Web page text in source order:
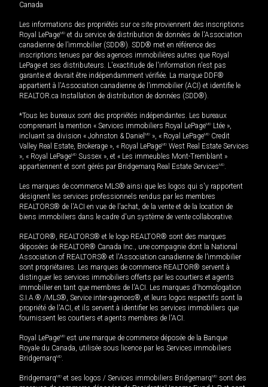
Canada
Les informations des propriétés sur ce site proviennent des inscriptions
Royal LePageMD et du service de distribution de données de l'Association
canadienne de l’immobilier (SDD®). SDD® met en référence des
inscriptions tenues par des agences immobilières autres que Royal
LePage et ses distributeurs. L'exactitude de l'information n'est pas
garantie et devrait être indépendamment vérifiée. La marque DDF®
appartient à l'Association canadienne de l’immobilier (ACI) et identifie le
REALTOR.ca Installation de distribution de données (SDD®).
*Tous les bureaux sont des propriétés indépendantes. Les bureaux
comprenant la mention « Services immobiliers Royal LePageMD Ltée »,
incluant sa division « Johnston & Daniel MD », « Royal LePageMD Credit
Valley Real Estate, Brokerage », « Royal LePageMD West Real Estate Services
», « Royal LePageMD Sussex », et « Les immeubles Mont-Tremblant »
appartiennent et sont gérés par Bridgemarq Real Estate ServicesMD.
Les marques de commerce MLS® ainsi que les logos qui s'y rapportent
désignent les services professionnels rendus par les membres
REALTORS® de l'ACI en vue de l'achat, de la vente et de la location de
biens immobiliers dans le cadre d'un système de vente collaborative.
REALTOR®, REALTORS® et le logo REALTOR® sont des marques
déposées de REALTOR® Canada Inc., une compagnie dont la National
Association of REALTORS® et l'Association canadienne de l’immobilier
sont propriétaires. Les marques de commerce REALTOR® servent à
distinguer les services immobiliers offerts par les courtiers et agents
immobilier en tant que membres de l'ACI. Les marques d'homologation
S.I.A.® /MLS®, Service inter-agences®, et leurs logos respectifs sont la
propriété de l'ACI, et ils servent à identifier les services immobiliers que
fournissent les courtiers et agents membres de l'ACI.
Royal LePageMD est une marque de commerce déposée de la Banque
Royale du Canada, utilisée sous licence par les Services immobiliers
BridgemarqMD.
BridgemarqMD et ses logos / Services immobiliers BridgemarqMD sont des